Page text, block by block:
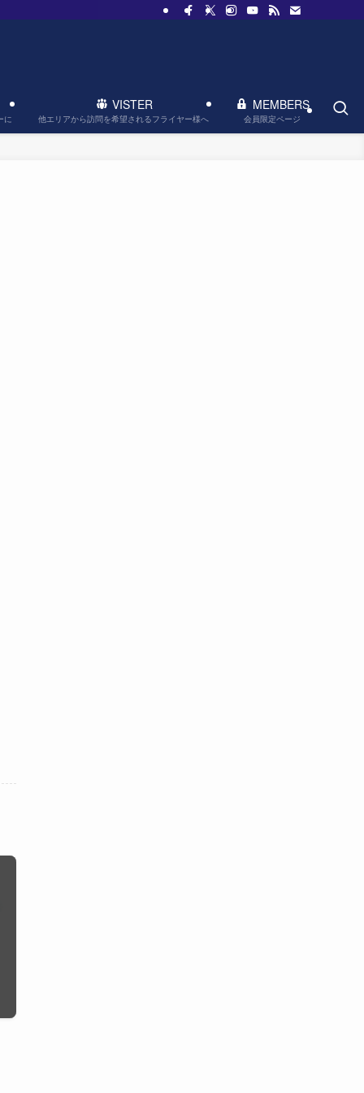
に
VISTER
他エリアから訪問を希望されるフライヤー様へ
MEMBERS
会員限定ページ